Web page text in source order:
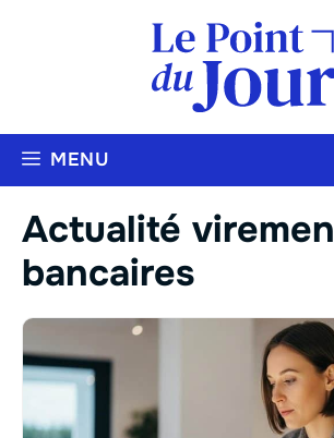
MENU
Actualité
bancaires